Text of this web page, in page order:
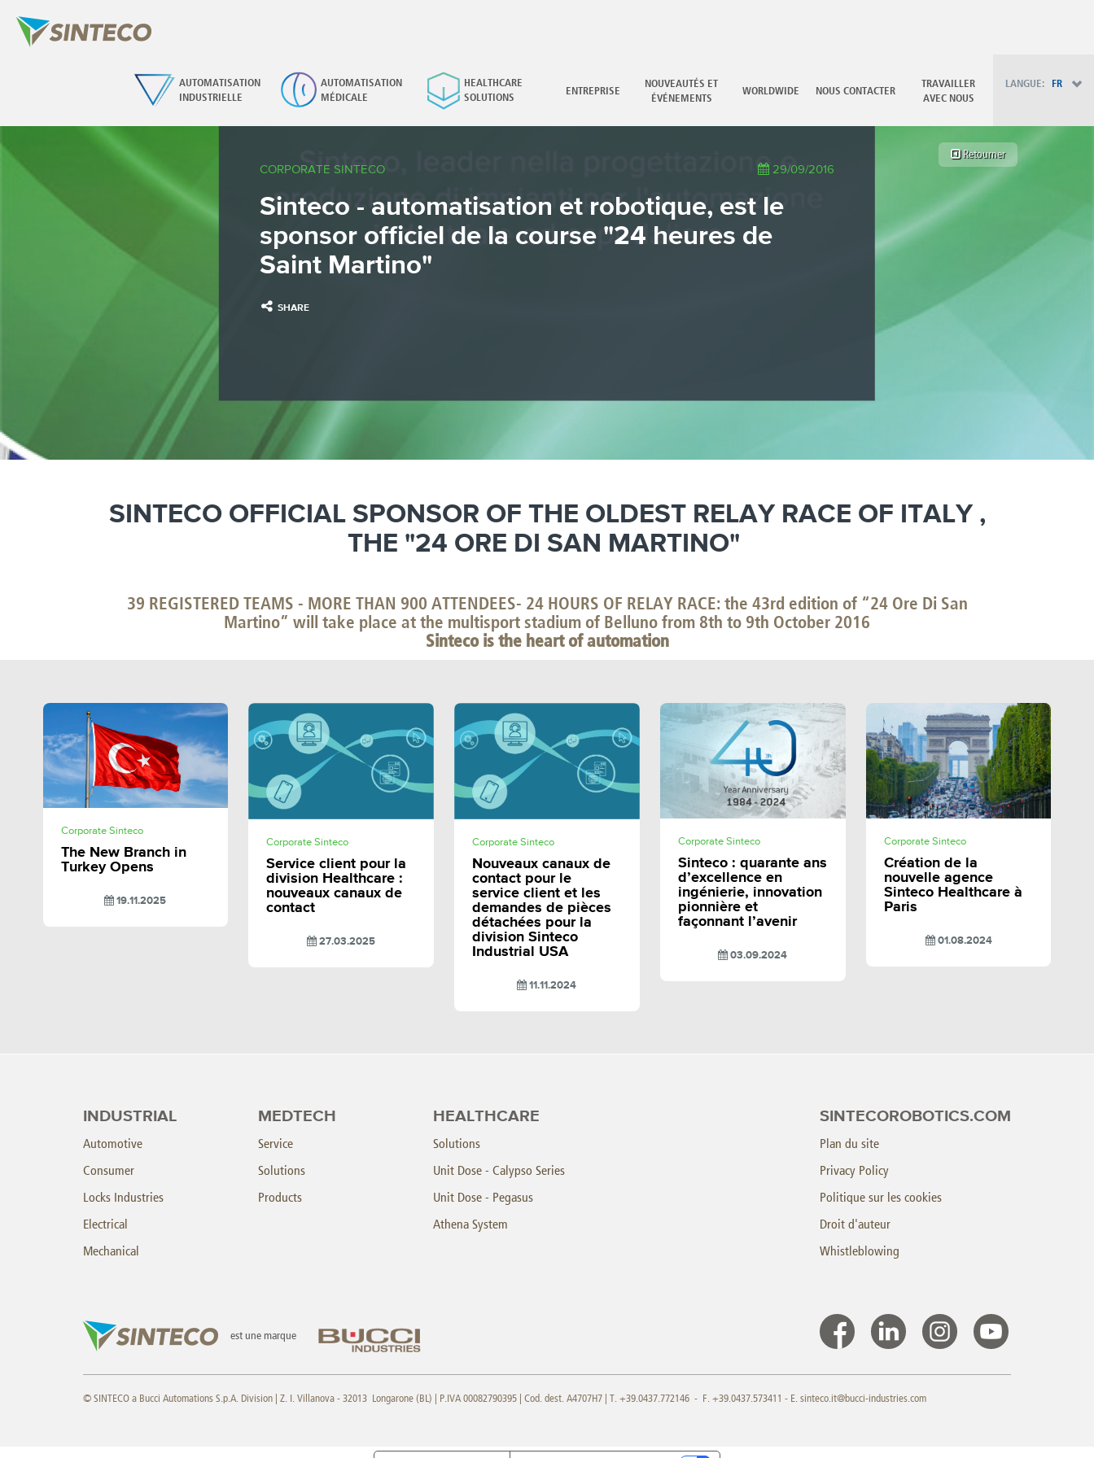
AUTOMATISATION
INDUSTRIELLE
AUTOMATISATION
MÉDICALE
HEALTHCARE
SOLUTIONS
ENTREPRISE
NOUVEAUTÉS ET
ÉVÉNEMENTS
WORLDWIDE NOUS CONTACTER
TRAVAILLER
AVEC NOUS
LANGUE: FR
×
JA - 日本語
TR - Türkçe
CORPORATE SINTECO 29/09/2016
Sinteco - automatisation et robotique, est le
sponsor officiel de la course "24 heures de
Saint Martino"
SHARE
Retourner
SINTECO OFFICIAL SPONSOR OF THE OLDEST RELAY RACE OF ITALY ,
THE "24 ORE DI SAN MARTINO"
39 REGISTERED TEAMS - MORE THAN 900 ATTENDEES- 24 HOURS OF RELAY RACE: the 43rd edition of “24 Ore Di San
Martino” will take place at the multisport stadium of Belluno from 8th to 9th October 2016
Sinteco is the heart of automation
Corporate Sinteco
The New Branch in
Turkey Opens
19.11.2025
Corporate Sinteco
Service client pour la
division Healthcare :
nouveaux canaux de
contact
27.03.2025
Corporate Sinteco
Nouveaux canaux de
contact pour le
service client et les
demandes de pièces
détachées pour la
division Sinteco
Industrial USA
11.11.2024
Corporate Sinteco
Sinteco : quarante ans
d’excellence en
ingénierie, innovation
pionnière et
façonnant l’avenir
03.09.2024
Corporate Sinteco
Création de la
nouvelle agence
Sinteco Healthcare à
Paris
01.08.2024
INDUSTRIAL
Automotive
Consumer
Locks Industries
Electrical
Mechanical
MEDTECH
Service
Solutions
Products
HEALTHCARE
Solutions
Unit Dose - Calypso Series
Unit Dose - Pegasus
Athena System
SINTECOROBOTICS.COM
Plan du site
Privacy Policy
Politique sur les cookies
Droit d'auteur
Whistleblowing
est une marque
© SINTECO a Bucci Automations S.p.A. Division | Z. I. Villanova - 32013 Longarone (BL) | P.IVA 00082790395 | Cod. dest. A4707H7 | T. +39.0437.772146 - F. +39.0437.573411 - E. sinteco.it@bucci-industries.com